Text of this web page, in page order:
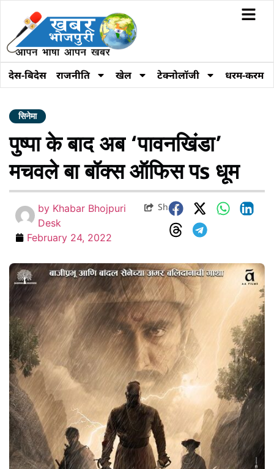
देस-बिदेस राजनीति खेल टेक्नोलॉजी धरम-करम
सिनेमा
पुष्पा के बाद अब ‘पावनखिंडा’
मचवले बा बॉक्स ऑफिस पs धूम
by Khabar Bhojpuri
Desk
February 24, 2022
Share